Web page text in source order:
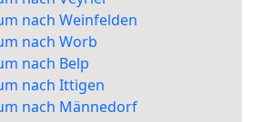
nach Weinfelden
nach Worb
nach Belp
nach Ittigen
nach Männedorf